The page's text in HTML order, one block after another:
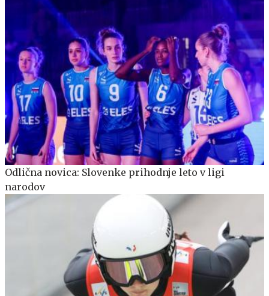
Odlična novica: Slovenke prihodnje leto v ligi
narodov